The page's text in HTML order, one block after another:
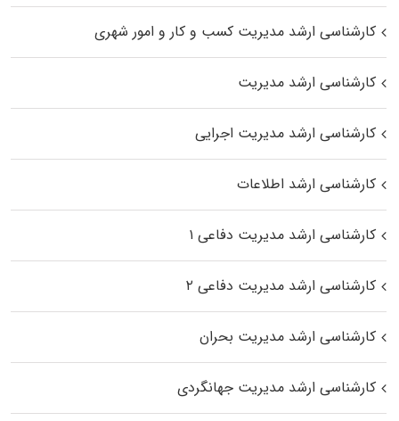
کارشناسی ارشد مدیریت کسب و کار و امور شهری
کارشناسی ارشد مدیریت
کارشناسی ارشد مدیریت اجرایی
کارشناسی ارشد اطلاعات
کارشناسی ارشد مدیریت دفاعی ۱
کارشناسی ارشد مدیریت دفاعی ۲
کارشناسی ارشد مدیریت بحران
کارشناسی ارشد مدیریت جهانگردی